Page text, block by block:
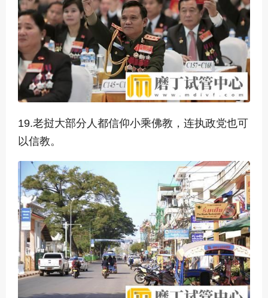
19.老挝大部分人都信仰小乘佛教，连执政党也可
以信教。